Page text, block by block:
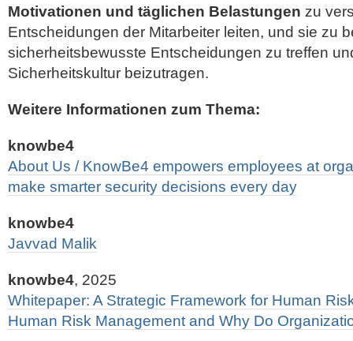
Motivationen und täglichen Belastungen zu
Entscheidungen der Mitarbeiter leiten, und sie zu
sicherheitsbewusste Entscheidungen zu treffen
Sicherheitskultur beizutragen.
Weitere Informationen zum Thema:
knowbe4
About Us / KnowBe4 empowers employees at
make smarter security decisions every day
knowbe4
Javvad Malik
knowbe4, 2025
Whitepaper: A Strategic Framework for Human
Human Risk Management and Why Do